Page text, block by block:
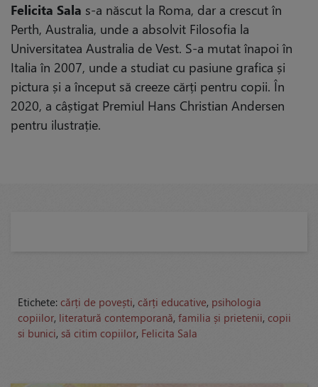
Felicita Sala s-a născut la Roma, dar a crescut în
Perth, Australia, unde a absolvit Filosofia la
Universitatea Australia de Vest. S-a mutat înapoi în
Italia în 2007, unde a studiat cu pasiune grafica și
pictura și a început să creeze cărți pentru copii. În
2020, a câștigat Premiul Hans Christian Andersen
pentru ilustrație.
Etichete: cărți de povești, cărți educative, psihologia
copiilor, literatură contemporană, familia și prietenii, copii
si bunici, să citim copiilor, Felicita Sala